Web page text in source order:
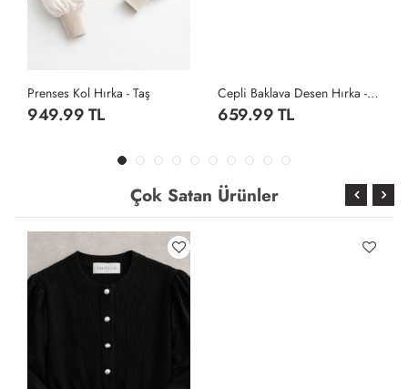
Prenses Kol Hırka - Taş
949.99 TL
Cepli Baklava Desen Hırka - Gri
659.99 TL
Çok Satan Ürünler